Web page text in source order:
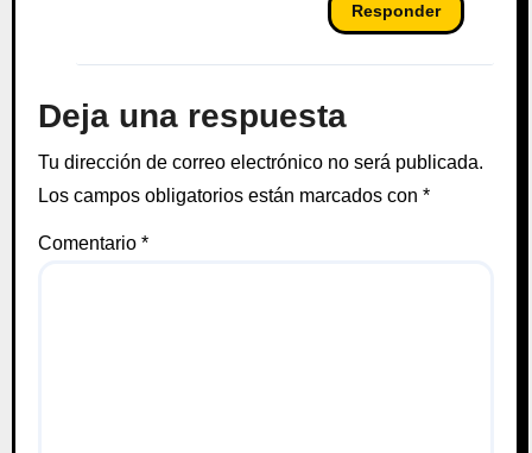
Responder
Deja una respuesta
Tu dirección de correo electrónico no será publicada.
Los campos obligatorios están marcados con *
Comentario *